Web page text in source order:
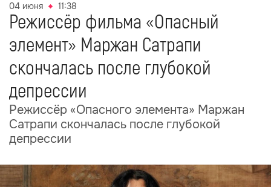
04 июня 11:38
Режиссёр фильма «Опасный
элемент» Маржан Сатрапи
скончалась после глубокой
депрессии
Режиссёр «Опасного элемента» Маржан
Сатрапи скончалась после глубокой
депрессии